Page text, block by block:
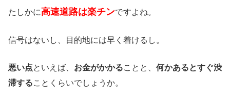
たしかに高速道路は楽チンですよね。
信号はないし、目的地には早く着けるし。
悪い点といえば、 お金がかかることと、 何かあるとすぐ渋
滞することくらいでしょうか。